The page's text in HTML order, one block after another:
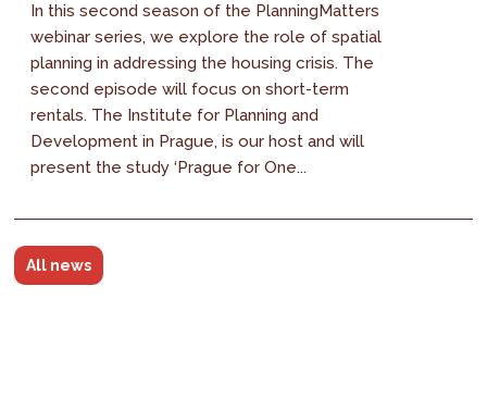
In this second season of the PlanningMatters
webinar series, we explore the role of spatial
planning in addressing the housing crisis. The
second episode will focus on short-term
rentals. The Institute for Planning and
Development in Prague, is our host and will
present the study ‘Prague for One...
All news